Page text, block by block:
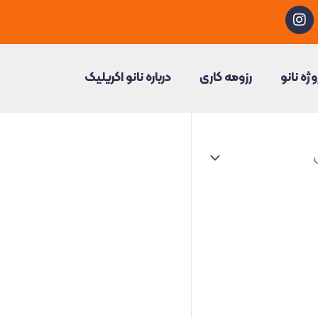
I
n
s
a
g
نانو رزومه کاری درباره نانو اکریلیک